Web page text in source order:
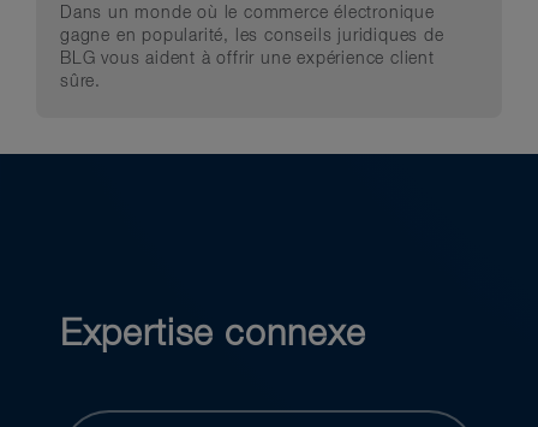
Dans un monde où le commerce électronique
gagne en popularité, les conseils juridiques de
BLG vous aident à offrir une expérience client
sûre.
Expertise connexe